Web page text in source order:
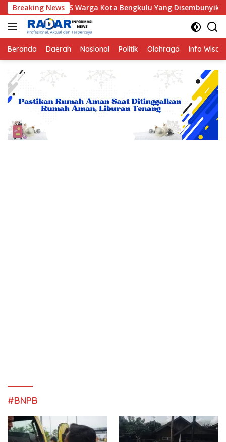
Langsung
ke
konten
Breaking News
Warga Kota Bengkulu Yang Disembunyikan Jin di Belakang
Beranda Daerah Nasional Politik Olahraga Info
#BNPB